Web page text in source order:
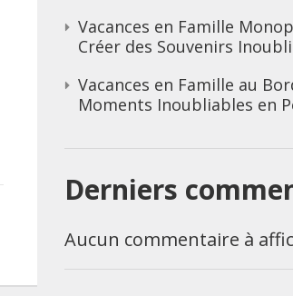
Vacances en Famille
Créer des Souvenirs
Vacances en Famille au
Moments Inoubliables en
Derniers
Aucun commentaire à